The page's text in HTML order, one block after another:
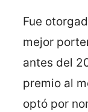
Fue
mejor
antes del
premio al
optó por